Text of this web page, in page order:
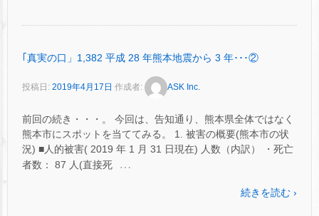
｢真実の口」1,382 平成 28 年熊本地震から 3 年･･･②
投稿日: 2019年4月17日 作成者: ASK Inc.
前回の続き・・・。 今回は、告知通り、熊本県全体ではなく
熊本市にスポットを当ててみる。 1. 被害の概要(熊本市の状
況) ■人的被害( 2019 年 1 月 31 日現在) 人数（内訳） ・死亡
者数： 87 人(直接死
…
続きを読む ›